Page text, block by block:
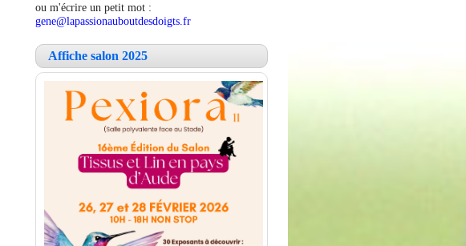
ou m'écrire un petit mot :
gene@lapassionauboutdesdoigts.fr
Affiche salon 2025